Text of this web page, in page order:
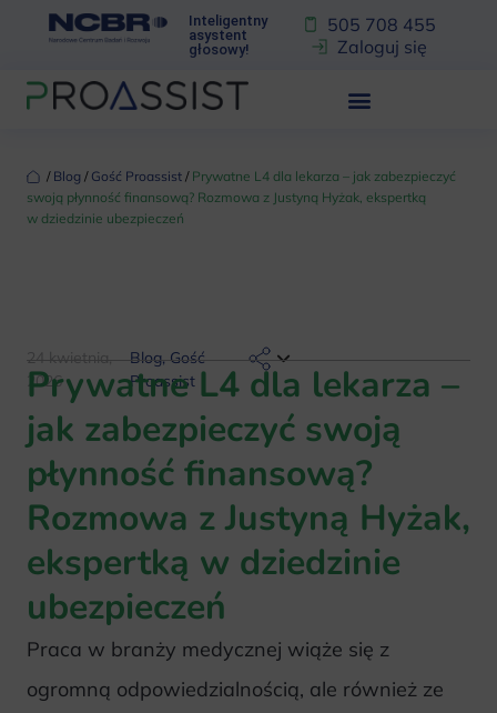
Inteligentny
asystent
głosowy!
505 708 455
Zaloguj się
‏‏‎ ‎/‏‏‎ ‎ Blog ‏‏‎ ‎/‏‏‎ ‎ Gość Proassist ‏‏‎ ‎/‏‏‎ ‎ Prywatne L4 dla lekarza – jak zabezpieczyć
swoją płynność finansową? Rozmowa z Justyną Hyżak, ekspertką
w dziedzinie ubezpieczeń
24 kwietnia,
2026
Blog,Gość
Proassist
Prywatne L4 dla lekarza –
jak zabezpieczyć swoją
płynność finansową?
Rozmowa z Justyną Hyżak,
ekspertką w dziedzinie
ubezpieczeń
Praca w branży medycznej wiąże się z
ogromną odpowiedzialnością, ale również ze